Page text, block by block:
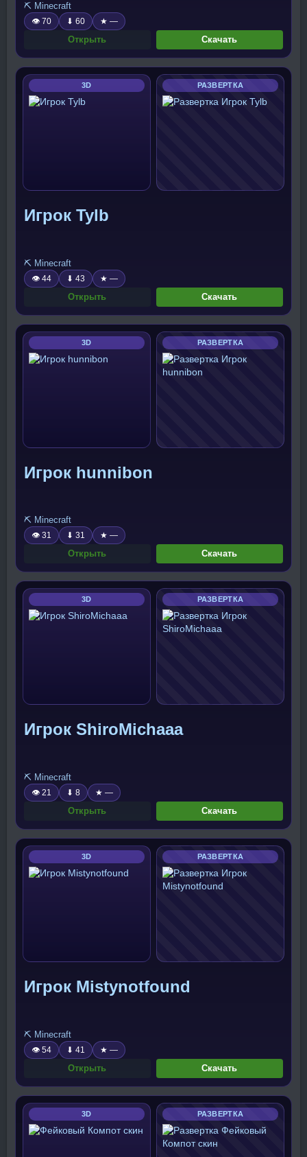
⛏️ Minecraft
👁 70 ⬇ 60 ★ —
Открыть Скачать
3D РАЗВЕРТКА
Игрок Tylb
⛏️ Minecraft
👁 44 ⬇ 43 ★ —
Открыть Скачать
3D РАЗВЕРТКА
Игрок hunnibon
⛏️ Minecraft
👁 31 ⬇ 31 ★ —
Открыть Скачать
3D РАЗВЕРТКА
Игрок ShiroMichaaa
⛏️ Minecraft
👁 21 ⬇ 8 ★ —
Открыть Скачать
3D РАЗВЕРТКА
Игрок Mistynotfound
⛏️ Minecraft
👁 54 ⬇ 41 ★ —
Открыть Скачать
3D РАЗВЕРТКА